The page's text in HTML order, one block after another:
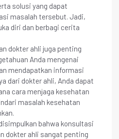
solusi yang dapat
masalah tersebut. Jadi,
diri dan berbagi cerita
dokter ahli juga penting
Anda mengenai
mendapatkan informasi
dari dokter ahli, Anda dapat
cara menjaga kesehatan
masalah kesehatan
bahwa konsultasi
dokter ahli sangat penting